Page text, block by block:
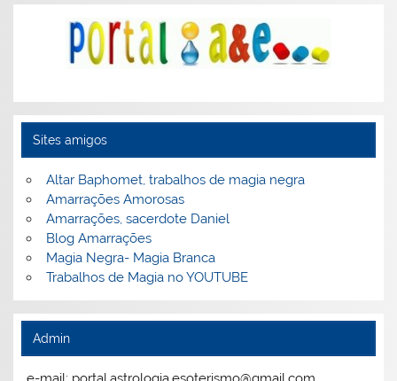
Sites amigos
Altar Baphomet, trabalhos de magia negra
Amarrações Amorosas
Amarrações, sacerdote Daniel
Blog Amarrações
Magia Negra- Magia Branca
Trabalhos de Magia no YOUTUBE
Admin